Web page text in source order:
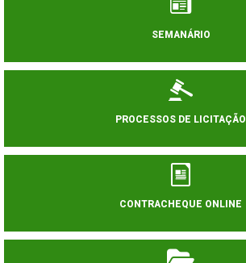
SEMANÁRIO
PROCESSOS DE LICITAÇÃO
CONTRACHEQUE ONLINE